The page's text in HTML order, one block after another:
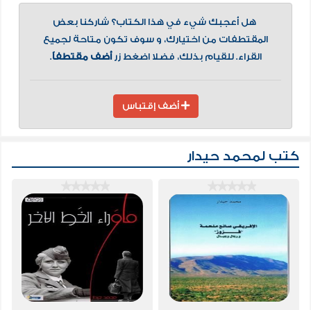
هل أعجبك شيء في هذا الكتاب؟ شاركنا بعض
المقتطفات من اختيارك، و سوف تكون متاحة لجميع
القراء. للقيام بذلك، فضلا اضغط زرأضف مقتطفاً.
أضف إقتباس
كتب لمحمد حيدار